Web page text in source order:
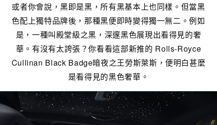
或者你會說，黑即是黑，所有黑基本上也同樣。但當黑
色配上獨特品牌後，那種黑便即時變得獨一無二。例如
是，一種叫殿堂級之黑，深邃黑色展現出看得見的奢
華。有沒有太誇張？你看看這部新推的 Rolls-Royce
Cullinan Black Badge暗夜之王勞斯萊斯，便明白甚麼
是看得見的黑色奢華。